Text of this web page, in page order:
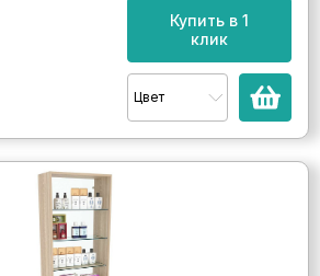
Купить в 1
клик
Цвет